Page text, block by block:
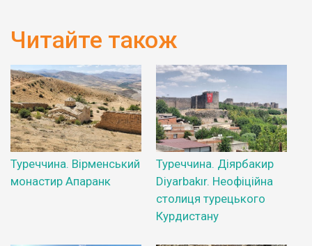
Читайте також
Туреччина. Вірменський
монастир Апаранк
Туреччина. Діярбакир
Diyarbakır. Неофіційна
столиця турецького
Курдистану